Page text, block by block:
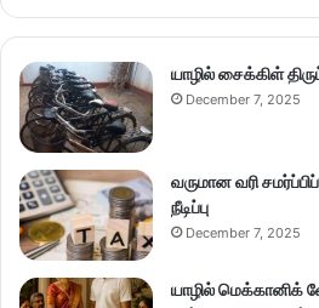
யாழில் சைக்கிள்
December 7, 2025
வருமான வரி
நீடிப்பு
December 7, 2025
யாழில்